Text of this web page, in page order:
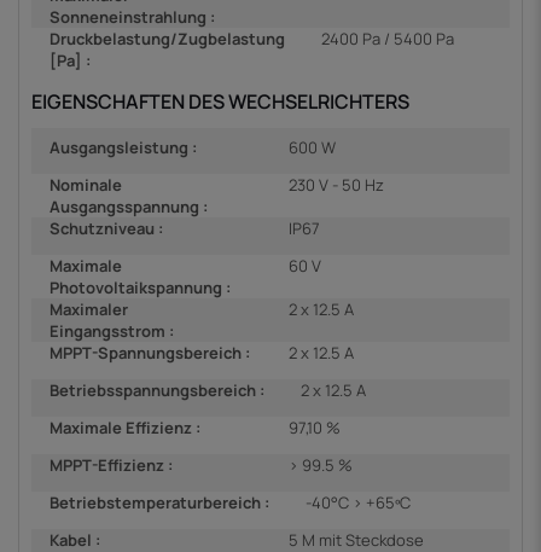
Sonneneinstrahlung :
Druckbelastung/Zugbelastung
[Pa] :
2400 Pa / 5400 Pa
EIGENSCHAFTEN DES WECHSELRICHTERS
Ausgangsleistung :
600 W
Nominale
Ausgangsspannung :
230 V - 50 Hz
Schutzniveau :
IP67
Maximale
Photovoltaikspannung :
60 V
Maximaler
Eingangsstrom :
2 x 12.5 A
MPPT-Spannungsbereich :
2 x 12.5 A
Betriebsspannungsbereich :
2 x 12.5 A
Maximale Effizienz :
97,10 %
MPPT-Effizienz :
> 99.5 %
Betriebstemperaturbereich :
-40°C > +65ºC
Kabel :
5 M mit Steckdose